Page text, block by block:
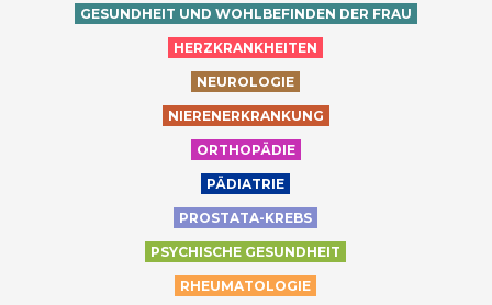
GESUNDHEIT UND WOHLBEFINDEN DER FRAU
HERZKRANKHEITEN
NEUROLOGIE
NIERENERKRANKUNG
ORTHOPÄDIE
PÄDIATRIE
PROSTATA-KREBS
PSYCHISCHE GESUNDHEIT
RHEUMATOLOGIE